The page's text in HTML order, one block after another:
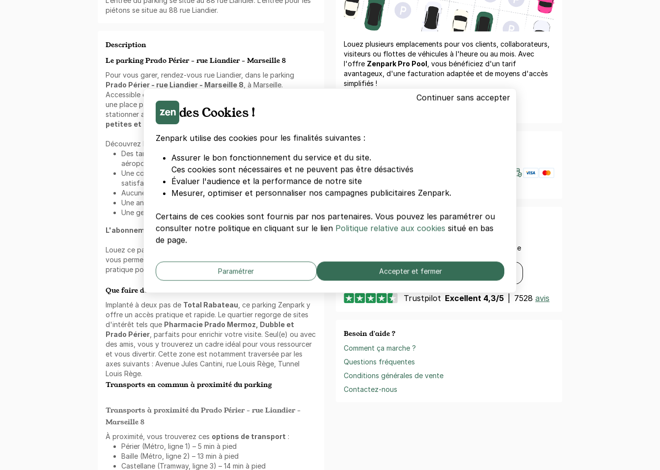
piétons se situe au 88 rue Liandier.
Description
Le parking Prado Périer - rue Liandier - Marseille 8
Pour vous garer, rendez-vous rue Liandier, dans le parking
Prado Périer - rue Liandier - Marseille 8 , à Marseille.
Accessible en permanence, le parking met à votre disposition
une place privative, de jour comme de nuit. Il vous permet de
stationner avec les véhicules suivants :voitures très petites,
petites et moyennes ainsi que les vélos
Découvrez les avantages deZenpark :
Des tarifs attractifs dans les centres-villes, gares et
aéroports en France et en Belgique ;
Une communauté de plus d'un million d'utilisateurs
satisfaits ;
Aucune commission sur la réservation ;
Une annulation gratuite et flexible ;
Une gestion facile et rapide via l'application mobile.
L'abonnement au mois Zenpark :
Louez ce parking avec un abonnement au mois. Cette formule
vous permet de louer votre place sur le long terme. Une solution
pratique pour ne plus perdre de temps à se garer.
Que faire dans les alentours ?
Implanté à deux pas de Total Rabateau , ce parking Zenpark y
offre un accès pratique et rapide. Le quartier regorge de sites
d'intérêt tels que Pharmacie Prado Mermoz, Dubble et
Prado Périer , parfaits pour enrichir votre visite. Seul(e) ou avec
des amis, vous y trouverez un cadre idéal pour vous ressourcer
et vous divertir. Cette zone est notamment traversée par les
axes suivants : Avenue Jules Cantini, rue Louis Rège, Tunnel
Louis Rège.
Transports en commun à proximité du parking
Transports à proximité du Prado Périer - rue Liandier -
Marseille 8
À proximité, vous trouverez ces options de transport :
Périer (Métro, ligne 1) – 5 min à pied
Baille (Métro, ligne 2) – 13 min à pied
Castellane (Tramway, ligne 3) – 14 min à pied
Louez plusieurs emplacements pour vos clients, collaborateurs,
visiteurs ou flottes de véhicules à l'heure ou au mois. Avec
l'offre Zenpark Pro Pool , vous bénéficiez d'un tarif
avantageux, d'une facturation adaptée et de moyens d'accès
simplifiés !
Paiement sécurisé
Sans frais de réservation
Annulation gratuite
Zenpark est présent sur votre smartphone
Réservez, payez et ouvrez avec votre smartphone
Télécharger dans
l'App Store
Disponible sur
Google Play
Trustpilot Excellent 4,3/5 7528 avis
Besoin d'aide ?
Comment ça marche ?
Questions fréquentes
Conditions générales de vente
Contactez-nous
Continuer sans accepter
des Cookies !
Zenpark utilise des cookies pour les finalités suivantes :
Assurer le bon fonctionnement du service et du site.
Ces cookies sont nécessaires et ne peuvent pas être désactivés
Évaluer l'audience et la performance de notre site
Mesurer, optimiser et personnaliser nos campagnes publicitaires Zenpark.
Certains de ces cookies sont fournis par nos partenaires. Vous pouvez les paramétrer ou
consulter notre politique en cliquant sur le lien Politique relative aux cookies situé en bas
de page.
Paramétrer Accepter et fermer